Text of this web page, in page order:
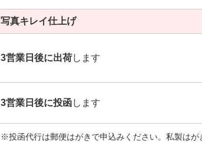
写真キレイ仕上げ
3営業日後に出荷します
3営業日後に投函します
※投函代行は郵便はがきで申込みください。私製はが